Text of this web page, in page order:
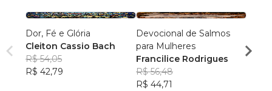
Dor, Fé e Glória
Cleiton Cassio Bach
R$ 54,05
R$ 42,79
Devocional de Salmos
para Mulheres
Francilice Rodrigues
R$ 56,48
R$ 44,71
Jhon